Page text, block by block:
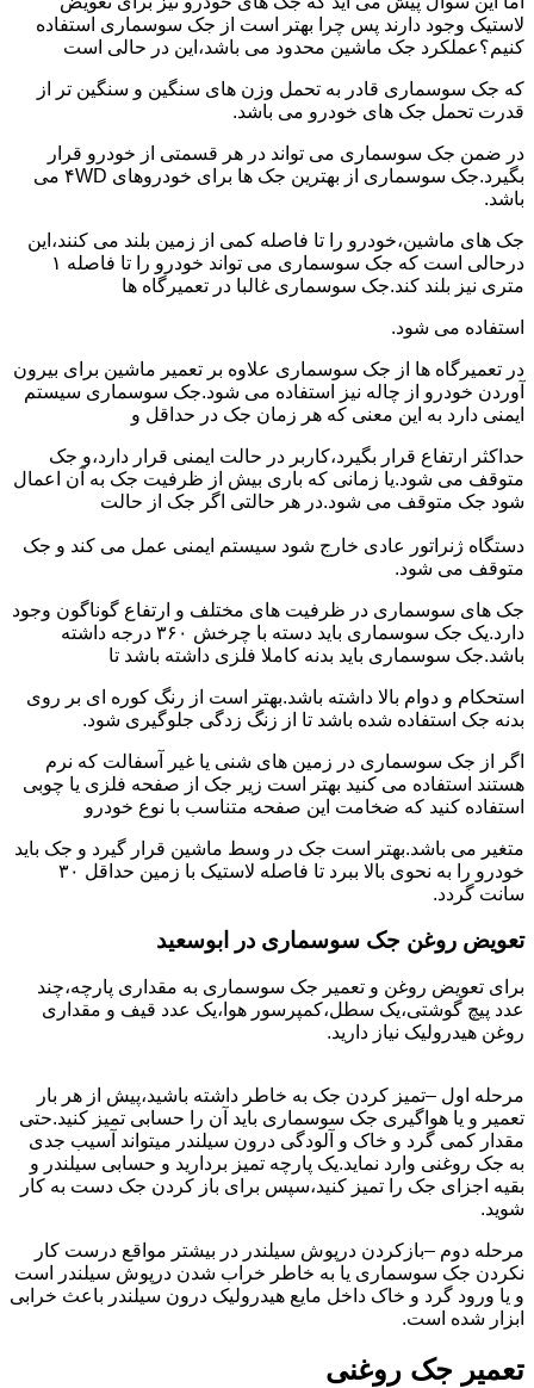
لاستیک وجود دارند پس چرا بهتر است از جک سوسماری استفاده
کنیم؟عملکرد جک ماشین محدود می باشد،این در حالی است
که جک سوسماری قادر به تحمل وزن های سنگین و سنگین تر از
قدرت تحمل جک های خودرو می باشد.
در ضمن جک سوسماری می تواند در هر قسمتی از خودرو قرار
بگیرد.جک سوسماری از بهترین جک ها برای خودروهای ۴WD می
باشد.
جک های ماشین،خودرو را تا فاصله کمی از زمین بلند می کنند،این
درحالی است که جک سوسماری می تواند خودرو را تا فاصله ۱
متری نیز بلند کند.جک سوسماری غالبا در تعمیرگاه ها
استفاده می شود.
در تعمیرگاه ها از جک سوسماری علاوه بر تعمیر ماشین برای بیرون
آوردن خودرو از چاله نیز استفاده می شود.جک سوسماری سیستم
ایمنی دارد به این معنی که هر زمان جک در حداقل و
حداکثر ارتفاع قرار بگیرد،کاربر در حالت ایمنی قرار دارد،و جک
متوقف می شود.یا زمانی که باری بیش از ظرفیت جک به آن اعمال
شود جک متوقف می شود.در هر حالتی اگر جک از حالت
دستگاه ژنراتور عادی خارج شود سیستم ایمنی عمل می کند و جک
متوقف می شود.
جک های سوسماری در ظرفیت های مختلف و ارتفاع گوناگون وجود
دارد.یک جک سوسماری باید دسته با چرخش ۳۶۰ درجه داشته
باشد.جک سوسماری باید بدنه کاملا فلزی داشته باشد تا
استحکام و دوام بالا داشته باشد.بهتر است از رنگ کوره ای بر روی
بدنه جک استفاده شده باشد تا از زنگ زدگی جلوگیری شود.
اگر از جک سوسماری در زمین های شنی یا غیر آسفالت که نرم
هستند استفاده می کنید بهتر است زیر جک از صفحه فلزی یا چوبی
استفاده کنید که ضخامت این صفحه متناسب با نوع خودرو
متغیر می باشد.بهتر است جک در وسط ماشین قرار گیرد و جک باید
خودرو را به نحوی بالا ببرد تا فاصله لاستیک با زمین حداقل ۳۰
سانت گردد.
تعویض روغن جک سوسماری در ابوسعید
برای تعویض روغن و تعمیر جک سوسماری به مقداری پارچه،چند
عدد پیچ گوشتی،یک سطل،کمپرسور هوا،یک عدد قیف و مقداری
روغن هیدرولیک نیاز دارید.
مرحله اول –تمیز کردن جک به خاطر داشته باشید،پیش از هر بار
تعمیر و یا هواگیری جک سوسماری باید آن را حسابی تمیز کنید.حتی
مقدار کمی گرد و خاک و آلودگی درون سیلندر میتواند آسیب جدی
به جک روغنی وارد نماید.یک پارچه تمیز بردارید و حسابی سیلندر و
بقیه اجزای جک را تمیز کنید،سپس برای باز کردن جک دست به کار
شوید.
مرحله دوم –بازکردن درپوش سیلندر در بیشتر مواقع درست کار
نکردن جک سوسماری یا به خاطر خراب شدن درپوش سیلندر است
و یا ورود گرد و خاک داخل مایع هیدرولیک درون سیلندر باعث خرابی
ابزار شده است.
تعمیر جک روغنی